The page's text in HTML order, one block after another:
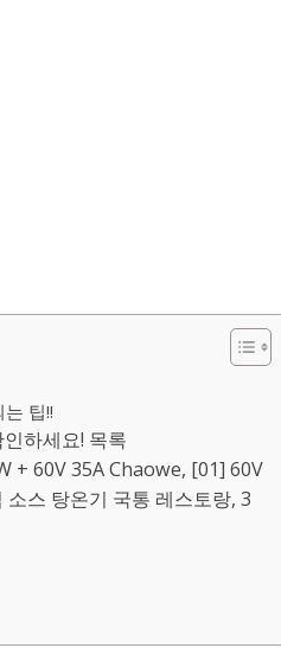
팁!!
하세요! 목록
+ 60V 35A Chaowe, [01] 60V
스 탕온기 국통 레스토랑, 3